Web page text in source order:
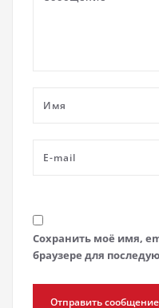
Сохранить моё имя,
браузере для